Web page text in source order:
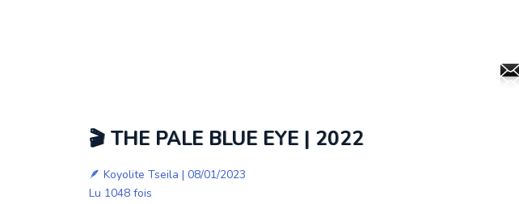
🎬 THE PALE BLUE EYE | 2022
🪶 Koyolite Tseila | 08/01/2023
Lu 1048 fois